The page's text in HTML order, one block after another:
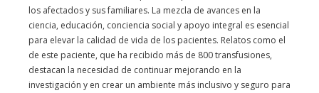
los afectados y sus familiares. La mezcla de avances en la
ciencia, educación, conciencia social y apoyo integral es esencial
para elevar la calidad de vida de los pacientes. Relatos como el
de este paciente, que ha recibido más de 800 transfusiones,
destacan la necesidad de continuar mejorando en la
investigación y en crear un ambiente más inclusivo y seguro para